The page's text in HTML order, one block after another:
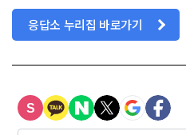
응답소 누리집 바로가기